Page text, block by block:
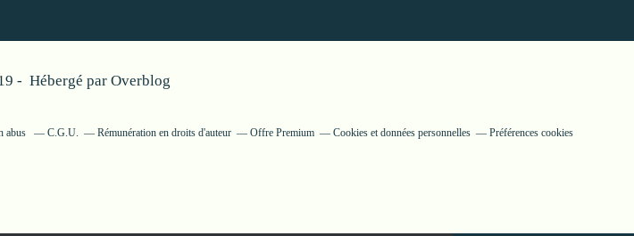
- Hébergé par Overblog
abus C.G.U. Rémunération en droits d'auteur Offre Premium Cookies et données personnelles Préférences cookies